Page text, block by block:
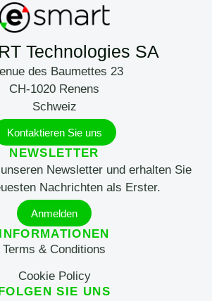
Technologies SA
des Baumettes 23
CH-1020 Renens
Schweiz
Kontaktieren Sie uns
NEWSLETTER
Newsletter und erhalten Sie
Nachrichten als Erster.
Anmelden
INFORMATIONEN
Terms & Conditions
Cookie Policy
FOLGEN SIE UNS